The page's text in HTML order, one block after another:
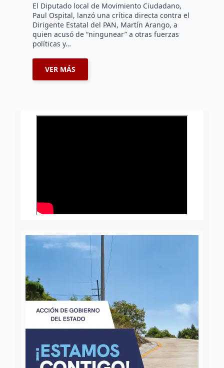
El Diputado local de Movimiento Ciudadano,
Paul Ospital, lanzó una crítica directa contra el
Dirigente Estatal del PAN, Martín Arango, a
quien acusó de “ningunear” a otras fuerzas
políticas y…
VER MÁS